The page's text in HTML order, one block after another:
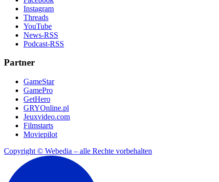
Instagram
Threads
YouTube
News-RSS
Podcast-RSS
Partner
GameStar
GamePro
GetHero
GRYOnline.pl
Jeuxvideo.com
Filmstarts
Moviepilot
Copyright © Webedia – alle Rechte vorbehalten